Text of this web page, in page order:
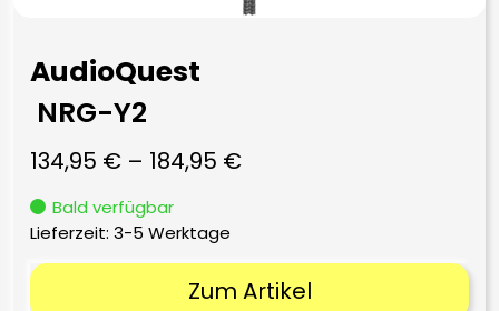
AudioQuest
NRG-Y2
134,95 € – 184,95 €
Bald verfügbar
Lieferzeit: 3-5 Werktage
Zum Artikel